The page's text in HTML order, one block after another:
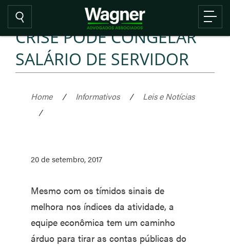
CRISE PODE CONGELAR
SALÁRIO DE SERVIDOR
Home / Informativos /
Leis e Notícias
/
20 de setembro, 2017
Mesmo com os tímidos sinais de
melhora nos índices da atividade, a
equipe econômica tem um caminho
árduo para tirar as contas públicas do